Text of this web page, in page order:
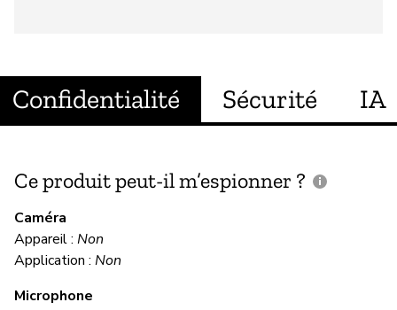
Confidentialité Sécurité IA
Ce produit peut-il m’espionner ?
Caméra
Appareil : Non
Application : Non
Microphone